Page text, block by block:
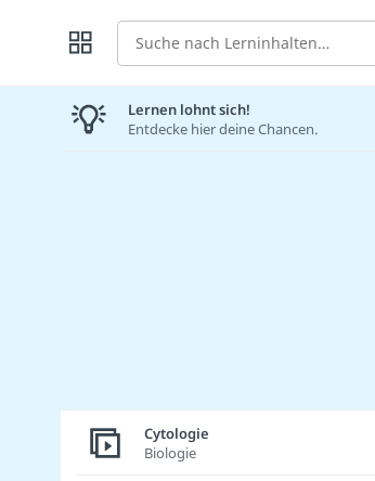
Suche
Lernen lohnt sich!
Entdecke hier deine Chancen.
Cytologie
Biologie